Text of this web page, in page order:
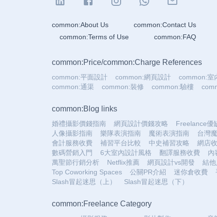
common:About Us
common:Contact Us
common:Terms of Use
common:FAQ
common:Price/common:Charge References
common:平面設計 common:網頁設計
common:室
common:通渠
common:裝修 common:驗樓
common:Blog links
婚禮攝影價錢指南 網頁設計價錢攻略
Freelance優
人像攝影指南
樂隊表演指南 魔術表演指南
台灣
會計服務收費
補習平台比較 中史補習攻略
網店
數碼營銷入門
6大室內設計風格 翻譯服務收費
內
萬聖節行銷分析
Netflix推薦 網頁設計vs開發
結
Top Coworking Spaces
公關PR介紹 迷你倉收費
Slash冒起迷思（上）
Slash冒起迷思（下）
common:Freelance Category